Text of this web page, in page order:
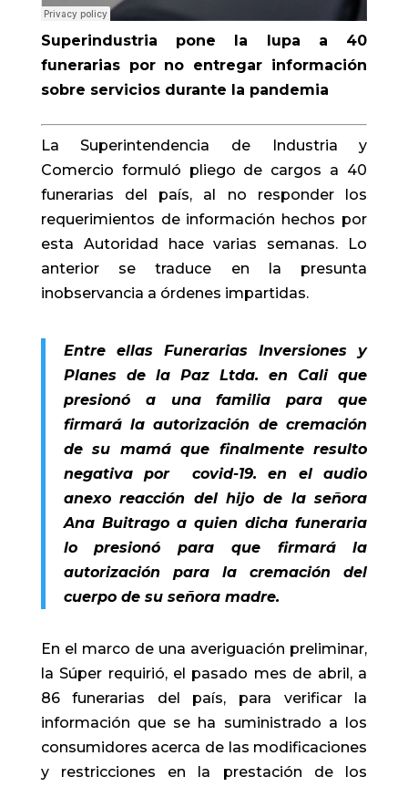
Superindustria pone la lupa a 40
funerarias por no entregar información
sobre servicios durante la pandemia
La Superintendencia de Industria y
Comercio formuló pliego de cargos a 40
funerarias del país, al no responder los
requerimientos de información hechos por
esta Autoridad hace varias semanas. Lo
anterior se traduce en la presunta
inobservancia a órdenes impartidas.
Entre ellas Funerarias Inversiones y
Planes de la Paz Ltda. en Cali que
presionó a una familia para que
firmará la autorización de cremación
de su mamá que finalmente resulto
negativa por covid-19. en el audio
anexo reacción del hijo de la señora
Ana Buitrago a quien dicha funeraria
lo presionó para que firmará la
autorización para la cremación del
cuerpo de su señora madre.
En el marco de una averiguación preliminar,
la Súper requirió, el pasado mes de abril, a
86 funerarias del país, para verificar la
información que se ha suministrado a los
consumidores acerca de las modificaciones
y restricciones en la prestación de los